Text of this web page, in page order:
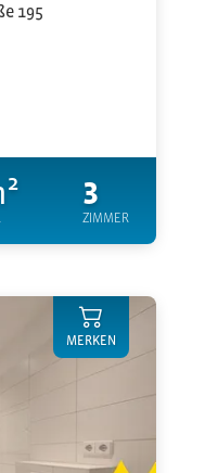
195
3
ZIMMER
MERKEN